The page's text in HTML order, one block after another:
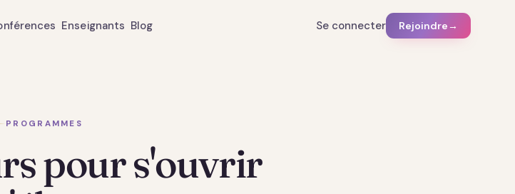
Enseignants Blog Se connecter Rejoindre →
PROGRAMMES
pour s'ouvrir